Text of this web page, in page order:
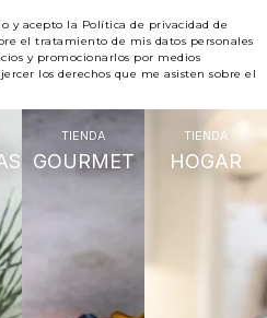
y acepto la Política de privacidad de
el tratamiento de mis datos personales
y promocionarlos por medios
los derechos que me asisten sobre el
TIENDA
GOURMET
TIENDA
HOGAR